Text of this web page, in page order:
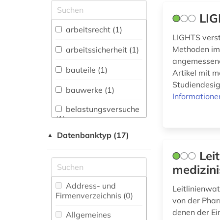
Allgemeine und
vergleichende Sprach-
und
Literaturwissenschaft.
Indogermanistik.
Sprachen und
Literaturen (0)
Anglistik.
Amerikanistik (0)
Vermessungswesen (7)
Biologie,
Biotechnologie (2)
Buch- und
arbeitsrecht (1)
arbeitssicherheit (1)
bauteile (1)
bauwerke (1)
belastungsversuche
(1)
beton (1)
bewehrung (1)
chemie (6)
deutsche bahn ag
▲ Datenbanktyp (17)
Address- und
Firmenverzeichnis (0)
Allgemeines
LIGHTS
Methoden
Artikel mit
von der
denen der